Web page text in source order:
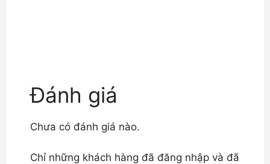
Đánh giá
Chưa có đánh giá nào.
Chỉ những khách hàng đã đăng nhập và đã